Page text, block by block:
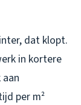
dat klopt.
in kortere
per m²